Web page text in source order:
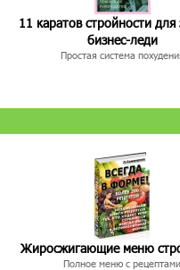
11 каратов стройности для
бизнес-леди
Простая система
Жиросжигающие меню
Полное меню с рецептами